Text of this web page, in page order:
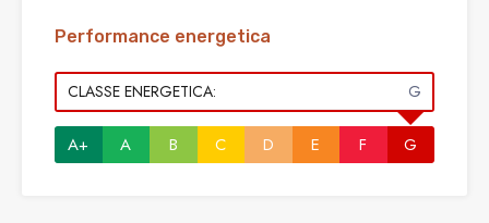
Performance energetica
CLASSE ENERGETICA: G
A+ A B C D E F G